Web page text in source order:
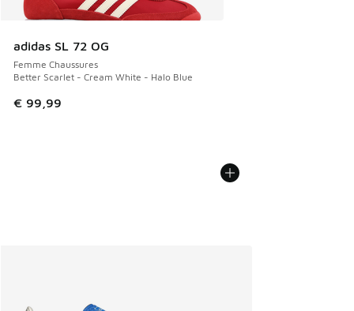
adidas SL 72 OG
Femme Chaussures
Better Scarlet - Cream White - Halo Blue
€ 99,99